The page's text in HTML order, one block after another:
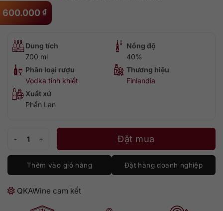
600.000 ₫
Dung tích
700 ml
Nồng độ
40%
Phân loại rượu
Vodka tinh khiết
Thương hiệu
Finlandia
Xuất xứ
Phần Lan
Rượu Vodka Finlandia Premium 700ml số lượng
Đặt mua
Thêm vào giỏ hàng Đặt hàng doanh nghiệp
QKAWine cam kết